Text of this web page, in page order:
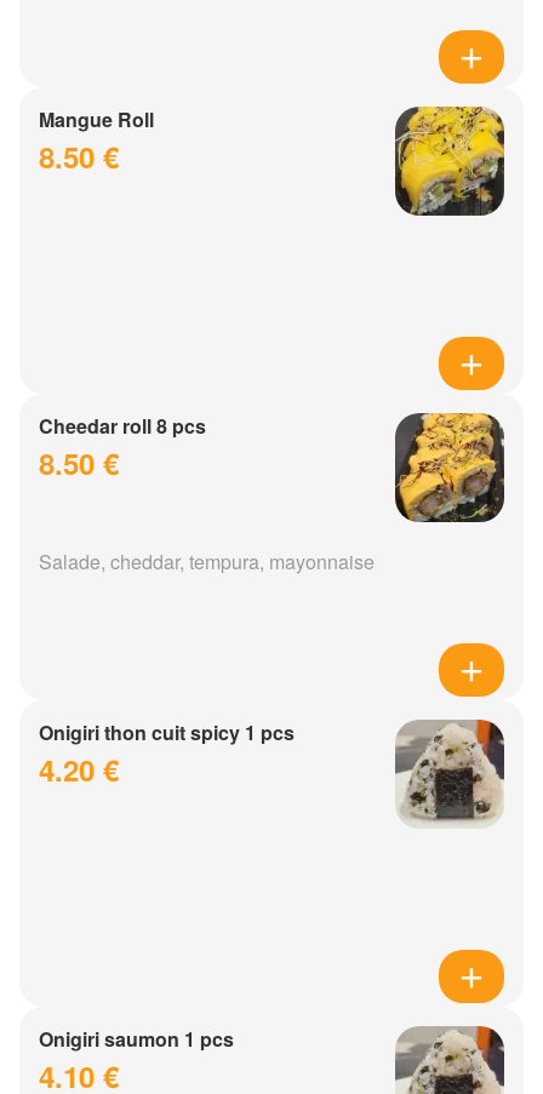
Mangue Roll
8.50 €
Cheedar roll 8 pcs
8.50 €
Salade, cheddar, tempura, mayonnaise
Onigiri thon cuit spicy 1 pcs
4.20 €
Onigiri saumon 1 pcs
4.10 €